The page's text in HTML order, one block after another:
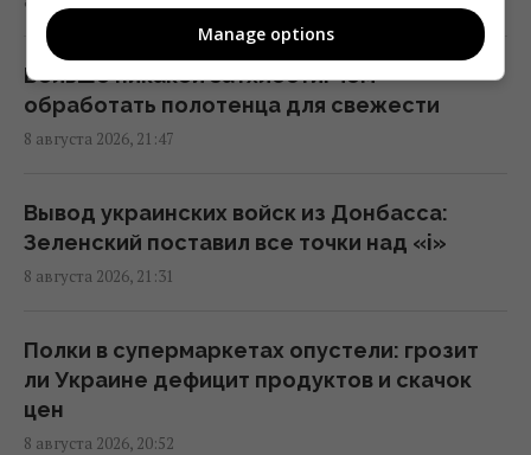
Путин стянул в Москву ПВО со всей России,
но потери все равно огромны, – Зеленский
21:04 суббота, 08 августа 2026
Когда Украина начнет производство ракет
сроки
21:04 суббота, 08 августа 2026
Зеленский раскрыл дальнейшие планы
Путина
20:50 суббота, 08 августа 2026
Больше никакой затхлости: чем
обработать полотенца для свежести
8 августа 2026, 21:47
Вывод украинских войск из Донбасса:
Зеленский поставил все точки над «i»
8 августа 2026, 21:31
Полки в супермаркетах опустели: грозит
ли Украине дефицит продуктов и скачок
цен
8 августа 2026, 20:52
Manage options